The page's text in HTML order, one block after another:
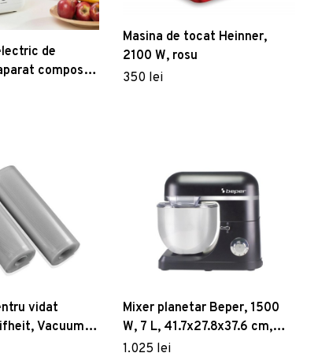
dozatoare
inteligente
Rafturi și organizatoare baie
Panouri și uși pentru duș
Seturi baie completă
de grădină
pentru
Măsuțe de grădină
de
compost
Ewooster,
Masina de tocat Heinner,
2100 W, rosu
350 lei
vidat
Vacuum
cm
Mixer planetar Beper, 1500
W, 7 L, 41.7x27.8x37.6 cm,
inox/plastic, negru
1.025 lei